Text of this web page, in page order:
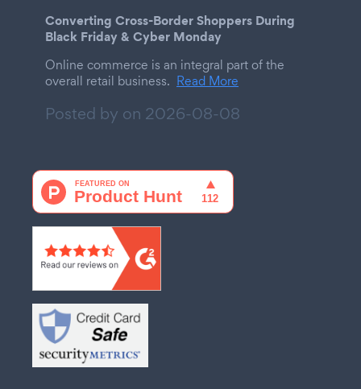
Converting Cross-Border Shoppers During
Black Friday & Cyber Monday
Online commerce is an integral part of the
overall retail business. Read More
Posted by on 2026-08-08